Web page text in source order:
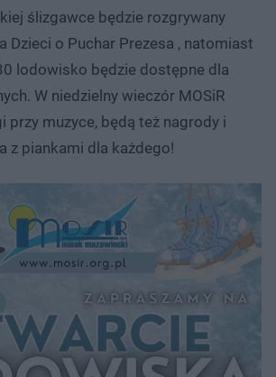
ślizgawce będzie rozgrywany
Dzieci o Puchar Prezesa , natomiast
lodowisko będzie dostępne dla
W niedzielny wieczór MOSiR
przy muzyce, będą też nagrody i
z piankami dla każdego!​